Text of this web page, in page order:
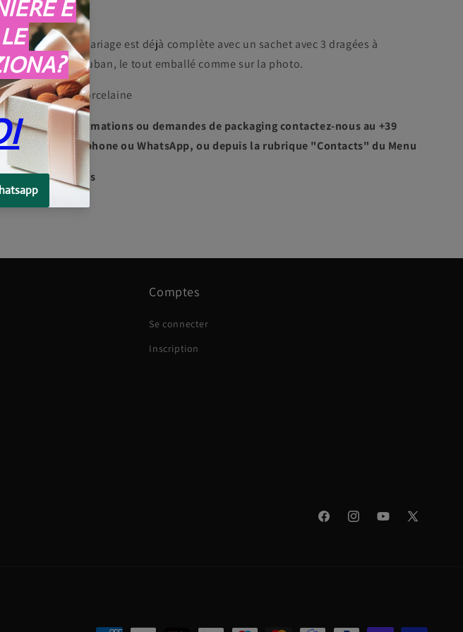
Le contenu
Cette faveur de mariage est déjà complète avec un sachet avec 3 dragées à
l'intérieur et un ruban, le tout emballé comme sur la photo.
Matériel: Porcelaine
Pour plus d'informations ou demandes de packaging contactez-nous au +39
3275997907 téléphone ou WhatsApp, ou depuis la rubrique "Contacts" du Menu
Expédié en 7 jours
Comptes
Se connecter
Inscription
FacebookInstagramYouTube
X